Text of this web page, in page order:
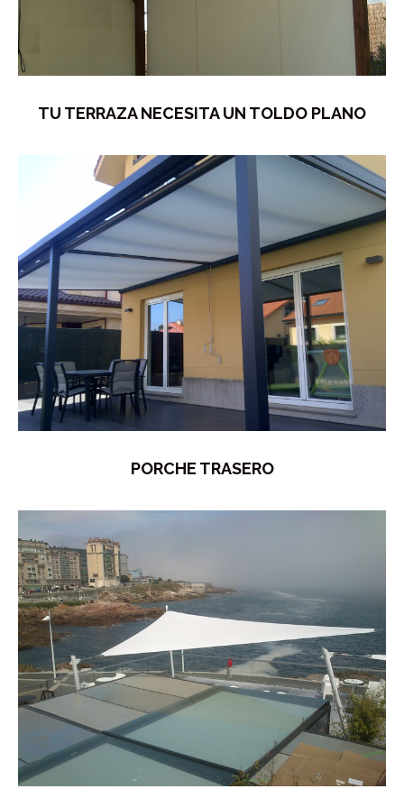
TU TERRAZA NECESITA UN TOLDO PLANO
PORCHE TRASERO